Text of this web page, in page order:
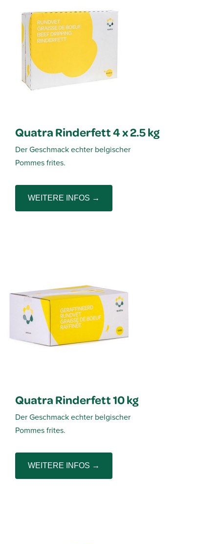
Quatra Rinderfett 4 x 2.5 kg
Der Geschmack echter belgischer
Pommes frites.
WEITERE INFOS →
Quatra Rinderfett 10 kg
Der Geschmack echter belgischer
Pommes frites.
WEITERE INFOS →